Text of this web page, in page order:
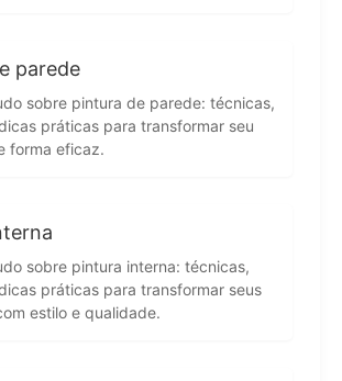
parede
sobre pintura de parede: técnicas,
práticas para transformar seu
forma eficaz.
sobre pintura interna: técnicas,
práticas para transformar seus
estilo e qualidade.